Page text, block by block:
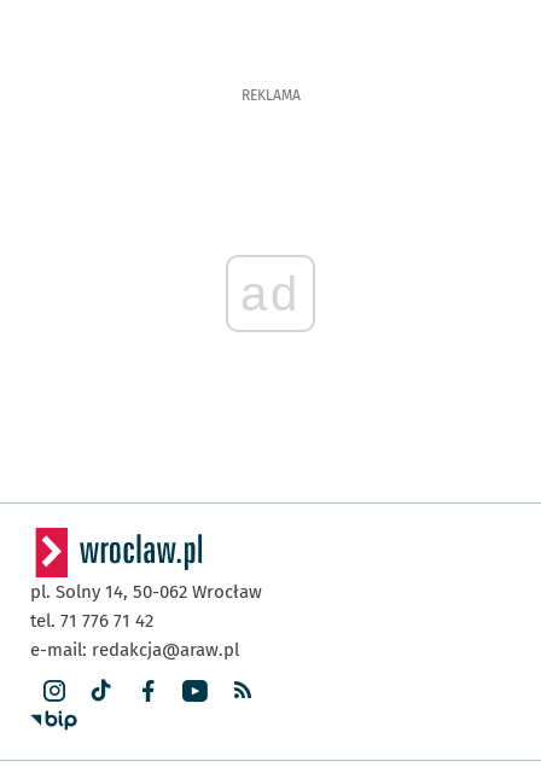
REKLAMA
ad
pl. Solny 14, 50-062 Wrocław
tel. 71 776 71 42
e-mail: redakcja@araw.pl